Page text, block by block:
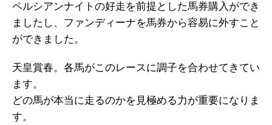
ペルシアンナイトの好走を前提とした馬券購入ができ
ましたし、ファンディーナを馬券から容易に外すこと
ができました。
天皇賞春。各馬がこのレースに調子を合わせてきてい
ます。
どの馬が本当に走るのかを見極める力が重要になりま
す。